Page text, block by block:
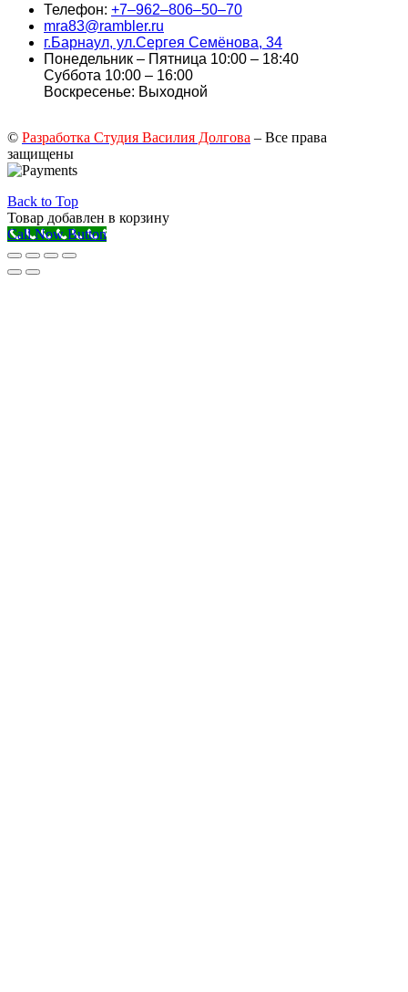
Телефон: +7‒962‒806‒50‒70
mra83@rambler.ru
г.Барнаул, ул.Сергея Семёнова, 34
Понедельник – Пятница 10:00 – 18:40
Суббота 10:00 – 16:00
Воскресенье: Выходной
© Разработка Студия Василия Долгова – Все права
защищены
Back to Top
Товар добавлен в корзину
Call Now Button